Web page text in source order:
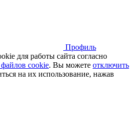
Профиль
для работы сайта согласно
cookie. Вы можете отключить
на их использование, нажав